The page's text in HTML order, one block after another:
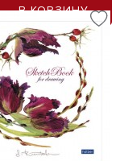
В КОРЗИНУ